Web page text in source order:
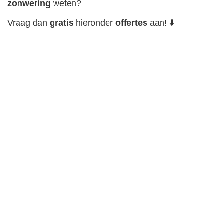
zonwering weten?
Vraag dan gratis hieronder offertes aan! ⬇️